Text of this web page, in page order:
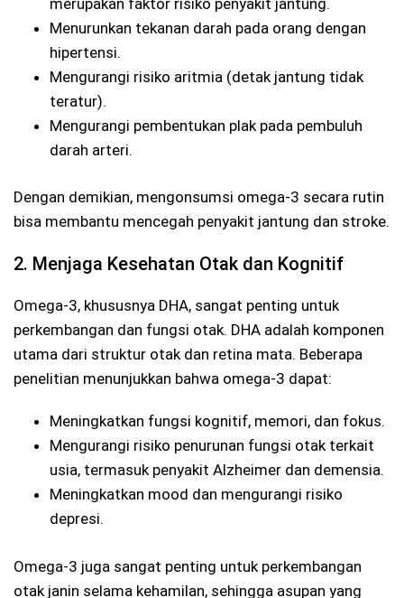
Menurunkan tekanan darah pada orang dengan
hipertensi.
Mengurangi risiko aritmia (detak jantung tidak
teratur).
Mengurangi pembentukan plak pada pembuluh
darah arteri.
Dengan demikian, mengonsumsi omega-3 secara rutin
bisa membantu mencegah penyakit jantung dan stroke.
2. Menjaga Kesehatan Otak dan Kognitif
Omega-3, khususnya DHA, sangat penting untuk
perkembangan dan fungsi otak. DHA adalah komponen
utama dari struktur otak dan retina mata. Beberapa
penelitian menunjukkan bahwa omega-3 dapat:
Meningkatkan fungsi kognitif, memori, dan fokus.
Mengurangi risiko penurunan fungsi otak terkait
usia, termasuk penyakit Alzheimer dan demensia.
Meningkatkan mood dan mengurangi risiko
depresi.
Omega-3 juga sangat penting untuk perkembangan
otak janin selama kehamilan, sehingga asupan yang